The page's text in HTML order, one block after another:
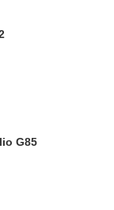
G85